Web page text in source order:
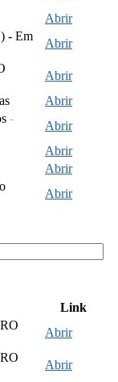
Abrir
- Em
Abrir
Abrir
Abrir
-
Abrir
Abrir
Abrir
Abrir
Link
Abrir
Abrir